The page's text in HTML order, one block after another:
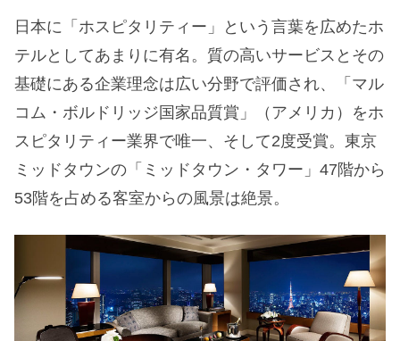
日本に「ホスピタリティー」という言葉を広めたホ
テルとしてあまりに有名。質の高いサービスとその
基礎にある企業理念は広い分野で評価され、「マル
コム・ボルドリッジ国家品質賞」（アメリカ）をホ
スピタリティー業界で唯一、そして2度受賞。東京
ミッドタウンの「ミッドタウン・タワー」47階から
53階を占める客室からの風景は絶景。